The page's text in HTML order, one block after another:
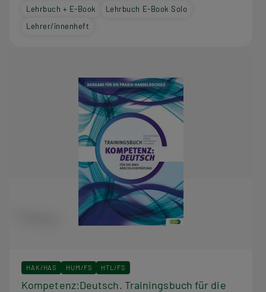
Lehrbuch + E-Book
Lehrbuch E-Book Solo
Lehrer/innenheft
HAK/HAS HUM/FS HTL/FS
Kompetenz:Deutsch. Trainingsbuch für die